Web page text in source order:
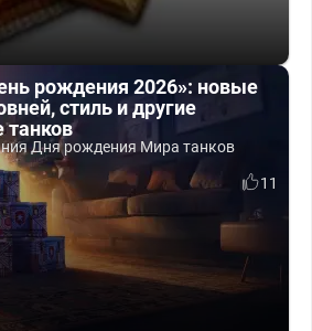
рождения 2026»: новые
стиль и другие
Дня рождения Мира танков
11